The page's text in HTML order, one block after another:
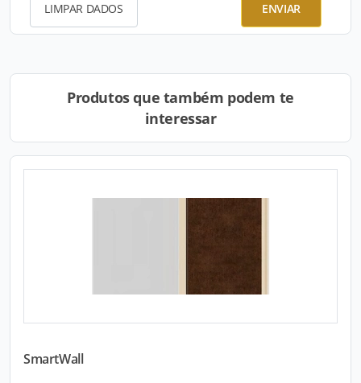
LIMPAR DADOS ENVIAR
Produtos que também podem te
interessar
SmartWall